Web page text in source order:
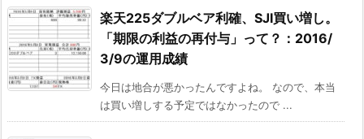
楽天225ダブルベア利確、SJI買い増し。
「期限の利益の再付与」って？：2016/
3/9の運用成績
今日は地合が悪かったんですよね。 なので、本当
は買い増しする予定ではなかったので ...